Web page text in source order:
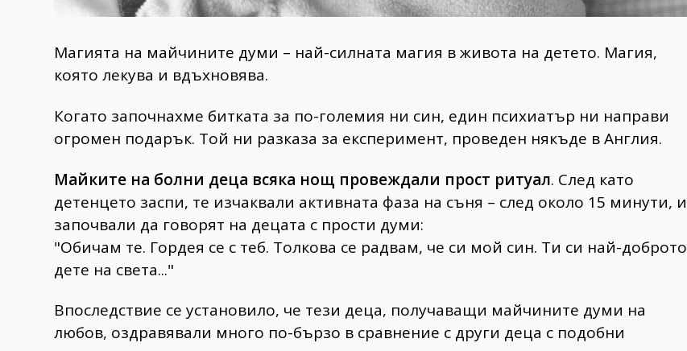
Магията на майчините думи – най-силната магия в живота на детето. Магия,
която лекува и вдъхновява.
Когато започнахме битката за по-големия ни син, един психиатър ни направи
огромен подарък. Той ни разказа за експеримент, проведен някъде в Англия.
Майките на болни деца всяка нощ провеждали прост ритуал. След като
детенцето заспи, те изчаквали активната фаза на съня – след около 15 минути, и
започвали да говорят на децата с прости думи:
"Обичам те. Гордея се с теб. Толкова се радвам, че си мой син. Ти си най-доброто
дете на света..."
Впоследствие се установило, че тези деца, получаващи майчините думи на
любов, оздравявали много по-бързо в сравнение с други деца с подобни